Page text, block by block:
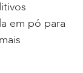
em pó para